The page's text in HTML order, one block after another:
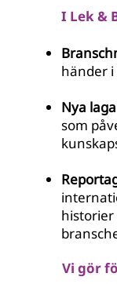
I Lek &
händer
Nya
som
historier
Vi gör